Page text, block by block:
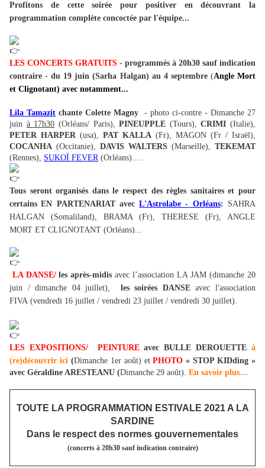
Profitons de cette soirée pour positiver en découvrant la
programmation complète concoctée par l'équipe...
LES CONCERTS GRATUITS - programmés à 20h30 sauf indication
contraire - du 19 juin (Sarha Halgan) au 4 septembre(Angle Mort
et Clignotant) avec notamment...
Lila Tamazit chante Colette Magny - photo ci-contre - Dimanche 27
juin à 17h30 (Orléans/ Paris),PINEUPPLE (Tours),CRIMI (Italie),
PETER HARPER(usa), PAT KALLA (Fr), MAGON (Fr / Israël),
COCANHA (Occitanie), DAVIS WALTERS (Marseille), TEKEMAT
(Rennes), SUKOÏ FEVER(Orléans).....
Tous seront organisés dans le respect des règles sanitaires et pour
certains EN PARTENARIAT avecL'Astrolabe - Orléans: SAHRA
HALGAN (Somaliland), BRAMA (Fr), THERESE (Fr), ANGLE
MORT ET CLIGNOTANT (Orléans)...
LA DANSE/ les après-midis avec l’association LA JAM (dimanche 20
juin / dimanche 04 juillet),
les soirées DANSEavec l'association
FIVA (vendredi 16 juillet / vendredi 23 juillet / vendredi 30 juillet).
LES EXPOSITIONS/ PEINTURE avec BULLE DEROUETTE à
(re)découvrir ici (Dimanche 1er août) etPHOTO « STOP KIDding »
avec Géraldine ARESTEANU (Dimanche 29 août). En savoir plus…
TOUTE LA PROGRAMMATION ESTIVALE 2021 A LA
SARDINE
Dans le respect des normes gouvernementales
(concerts à 20h30 sauf indication contraire)